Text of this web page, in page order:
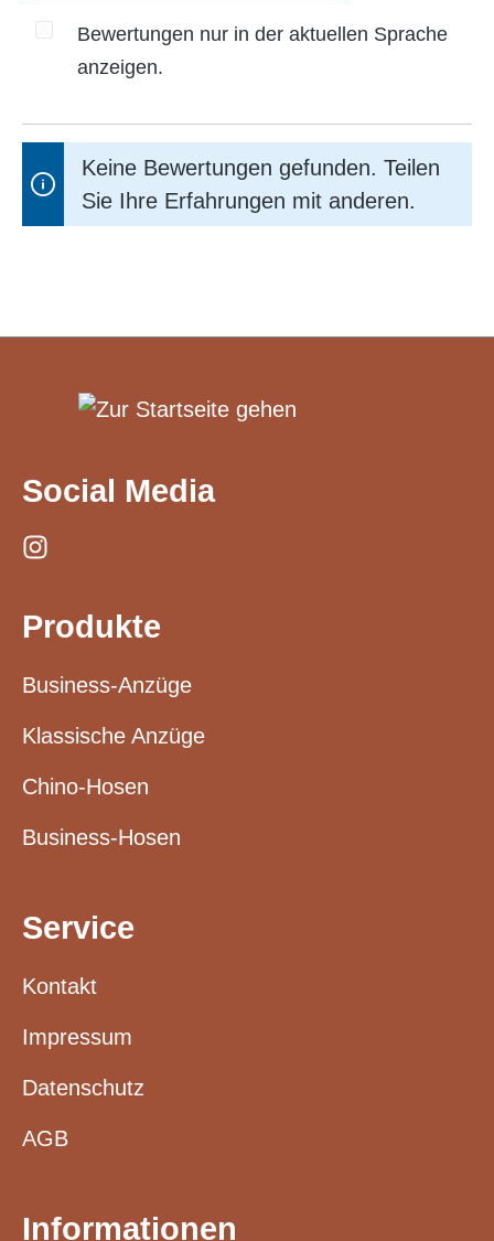
Bewertungen nur in der aktuellen Sprache
anzeigen.
Keine Bewertungen gefunden. Teilen
Sie Ihre Erfahrungen mit anderen.
Social Media
Produkte
Business-Anzüge
Klassische Anzüge
Chino-Hosen
Business-Hosen
Service
Kontakt
Impressum
Datenschutz
AGB
Informationen